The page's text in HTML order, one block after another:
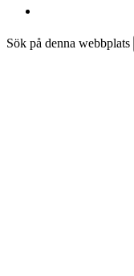
Sök på denna webbplats